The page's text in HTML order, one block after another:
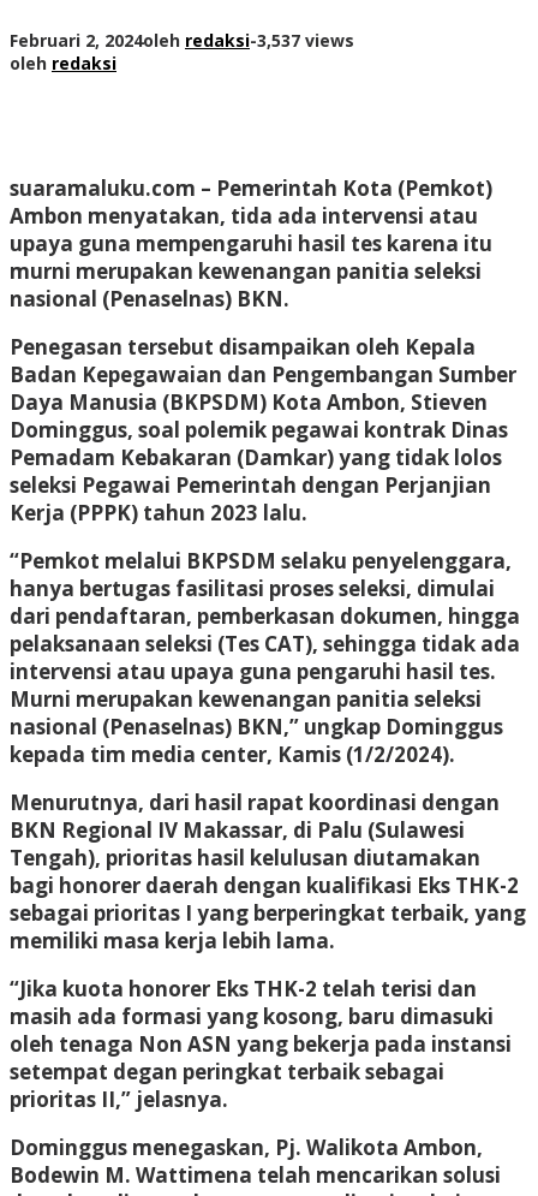
Februari 2, 2024oleh redaksi-3,537 views
oleh redaksi
suaramaluku.com – Pemerintah Kota (Pemkot)
Ambon menyatakan, tida ada intervensi atau
upaya guna mempengaruhi hasil tes karena itu
murni merupakan kewenangan panitia seleksi
nasional (Penaselnas) BKN.
Penegasan tersebut disampaikan oleh Kepala
Badan Kepegawaian dan Pengembangan Sumber
Daya Manusia (BKPSDM) Kota Ambon, Stieven
Dominggus, soal polemik pegawai kontrak Dinas
Pemadam Kebakaran (Damkar) yang tidak lolos
seleksi Pegawai Pemerintah dengan Perjanjian
Kerja (PPPK) tahun 2023 lalu.
“Pemkot melalui BKPSDM selaku penyelenggara,
hanya bertugas fasilitasi proses seleksi, dimulai
dari pendaftaran, pemberkasan dokumen, hingga
pelaksanaan seleksi (Tes CAT), sehingga tidak ada
intervensi atau upaya guna pengaruhi hasil tes.
Murni merupakan kewenangan panitia seleksi
nasional (Penaselnas) BKN,” ungkap Dominggus
kepada tim media center, Kamis (1/2/2024).
Menurutnya, dari hasil rapat koordinasi dengan
BKN Regional IV Makassar, di Palu (Sulawesi
Tengah), prioritas hasil kelulusan diutamakan
bagi honorer daerah dengan kualifikasi Eks THK-2
sebagai prioritas I yang berperingkat terbaik, yang
memiliki masa kerja lebih lama.
“Jika kuota honorer Eks THK-2 telah terisi dan
masih ada formasi yang kosong, baru dimasuki
oleh tenaga Non ASN yang bekerja pada instansi
setempat degan peringkat terbaik sebagai
prioritas II,” jelasnya.
Dominggus menegaskan, Pj. Walikota Ambon,
Bodewin M. Wattimena telah mencarikan solusi